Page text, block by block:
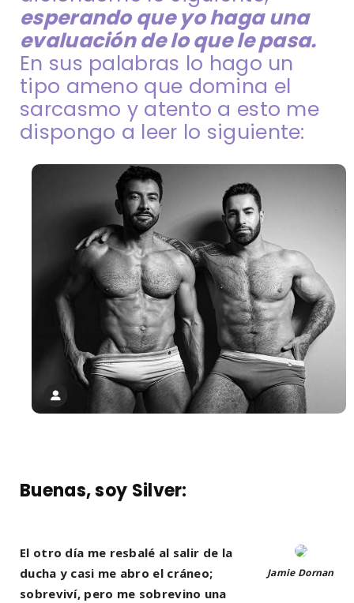
esperando que yo haga una
evaluación de lo que le pasa.
En sus palabras lo hago un
tipo ameno que domina el
sarcasmo y atento a esto me
dispongo a leer lo siguiente:
Buenas, soy Silver:
Jamie Dornan
El otro día me resbalé al salir de la
ducha y casi me abro el cráneo;
sobreviví, pero me sobrevino una